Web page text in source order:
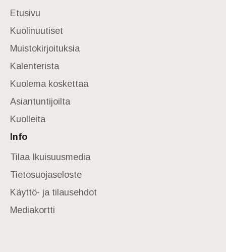
Etusivu
Kuolinuutiset
Muistokirjoituksia
Kalenterista
Kuolema koskettaa
Asiantuntijoilta
Kuolleita
Info
Tilaa Ikuisuusmedia
Tietosuojaseloste
Käyttö- ja tilausehdot
Mediakortti